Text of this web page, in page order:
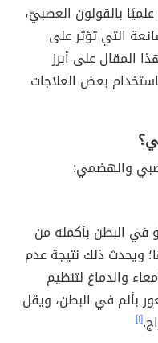
بالقولون العصبيّ،
التي تؤثر على
المقال على أبرز
بعض العلاجات
والهضمي:
في البطن بأكمله من
ويحدث ذلك نتيجة عدم
والدماغ لتنظيم
بألم في البطن، ويقل
[١]